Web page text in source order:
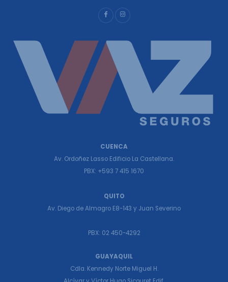
CUENCA
Av. Ordoñez Lasso Edificio La Castellana.
PBX: +593 7 415 1670
QUITO
Av. Diego de Almagro E8-143 y Juan Severino
PBX: 02 450-4292
GUAYAQUIL
Cdla. Kennedy Norte Miguel H.